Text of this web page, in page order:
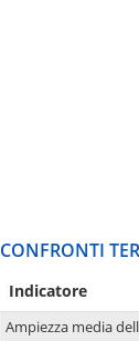
CONFRONTI
Indicatore
Ampiezza media